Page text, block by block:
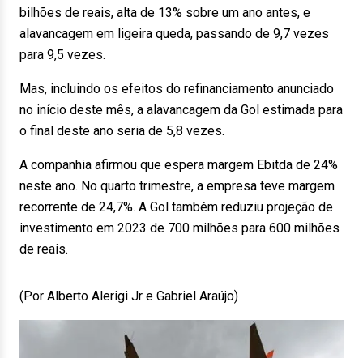
bilhões de reais, alta de 13% sobre um ano antes, e
alavancagem em ligeira queda, passando de 9,7 vezes
para 9,5 vezes.
Mas, incluindo os efeitos do refinanciamento anunciado
no início deste mês, a alavancagem da Gol estimada para
o final deste ano seria de 5,8 vezes.
A companhia afirmou que espera margem Ebitda de 24%
neste ano. No quarto trimestre, a empresa teve margem
recorrente de 24,7%. A Gol também reduziu projeção de
investimento em 2023 de 700 milhões para 600 milhões
de reais.
(Por Alberto Alerigi Jr e Gabriel Araújo)